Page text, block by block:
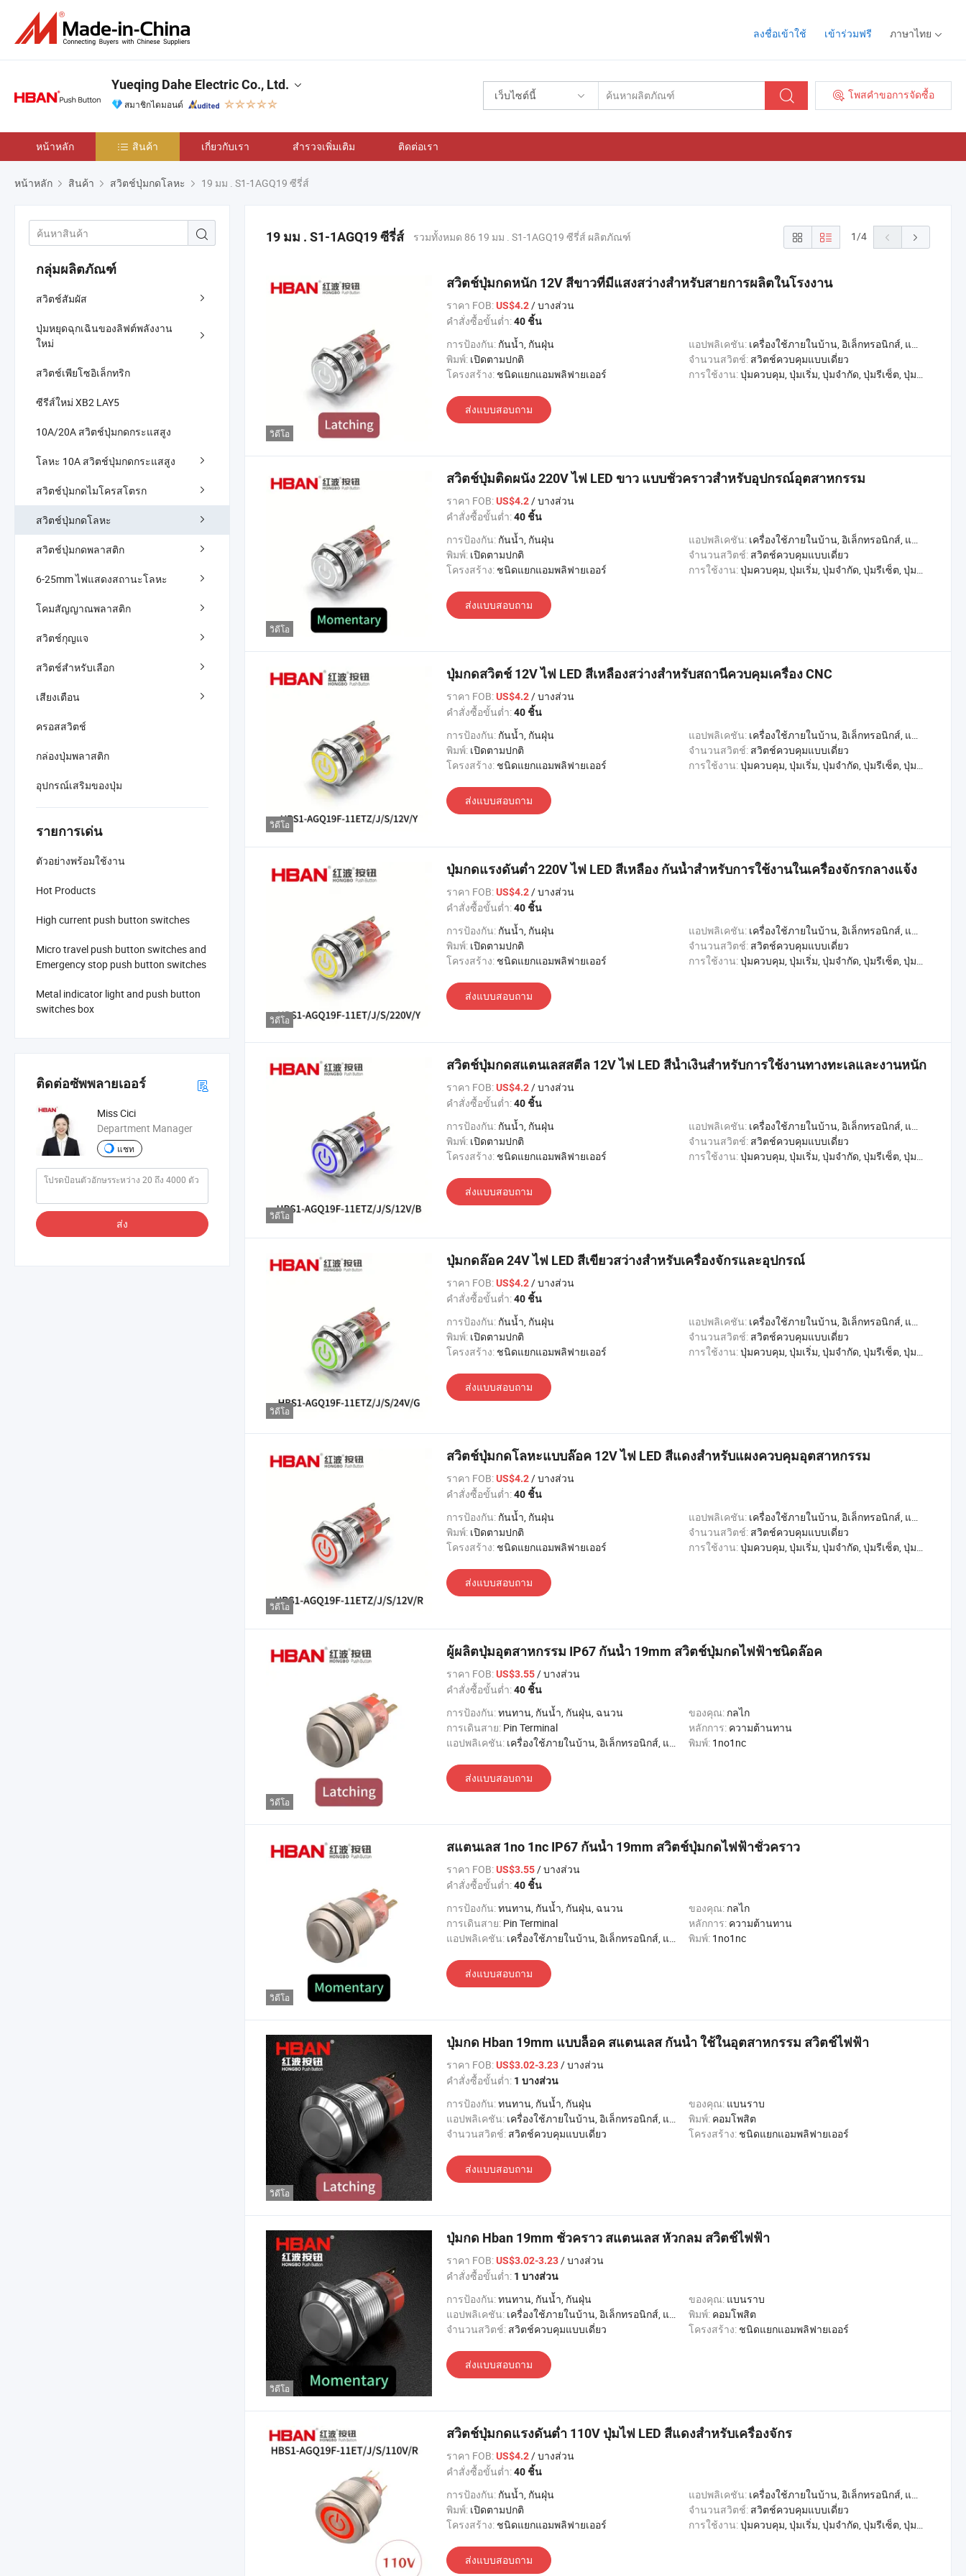
ลงชื่อเข้าใช้ เข้าร่วมฟรี ภาษาไทย
เว็บไซต์นี้ โพสคำขอการจัดซื้อ
Yueqing Dahe Electric Co., Ltd.
สมาชิกไดมอนด์
หน้าหลัก สินค้า เกี่ยวกับเรา สำรวจเพิ่มเติม ติดต่อเรา
หน้าหลัก สินค้า สวิตช์ปุ่มกดโลหะ 19 มม . S1-1AGQ19 ซีรี่ส์
กลุ่มผลิตภัณฑ์
สวิตช์สัมผัส
ปุ่มหยุดฉุกเฉินของลิฟต์พลังงาน
ใหม่
สวิตช์เพียโซอิเล็กทริก
ซีรีส์ใหม่ XB2 LAY5
10A/20A สวิตช์ปุ่มกดกระแสสูง
โลหะ 10A สวิตช์ปุ่มกดกระแสสูง
สวิตช์ปุ่มกดไมโครสโตรก
สวิตช์ปุ่มกดโลหะ
สวิตช์ปุ่มกดพลาสติก
6-25mm ไฟแสดงสถานะโลหะ
โคมสัญญาณพลาสติก
สวิตช์กุญแจ
สวิตช์สำหรับเลือก
เสียงเตือน
ครอสสวิตช์
กล่องปุ่มพลาสติก
อุปกรณ์เสริมของปุ่ม
รายการเด่น
ตัวอย่างพร้อมใช้งาน
Hot Products
High current push button switches
Micro travel push button switches and
Emergency stop push button switches
Metal indicator light and push button
switches box
ติดต่อซัพพลายเออร์
Miss Cici
Department Manager
แชท
ส่ง
19 มม . S1-1AGQ19 ซีรี่ส์ รวมทั้งหมด 86 19 มม . S1-1AGQ19 ซีรี่ส์ ผลิตภัณฑ์ 1/4
วิดีโอ
สวิตช์ปุ่มกดหนัก 12V สีขาวที่มีแสงสว่างสำหรับสายการผลิตในโรงงาน
ราคา FOB:US$4.2/ บางส่วน
คำสั่งซื้อขั้นต่ำ:40 ชิ้น
การป้องกัน: กันน้ำ, กันฝุ่น แอปพลิเคชัน: เครื่องใช้ภายในบ้าน, อิเล็กทรอนิกส์, แสงสว่าง, อุตสาหกรรม, อพาร์ทเมนท์ / วิลล่า, โรงแรม, การค้า, หน้าแรก
พิมพ์: เปิดตามปกติ จำนวนสวิตช์: สวิตช์ควบคุมแบบเดี่ยว
โครงสร้าง: ชนิดแยกแอมพลิฟายเออร์ การใช้งาน:ปุ่มควบคุม, ปุ่มเริ่ม, ปุ่มจำกัด, ปุ่มรีเซ็ต, ปุ่มตรวจสอบ, สลับการเล่น, หลุดออกจากขั้วต่อ, สวิตช์เปลี่ยน, สวิตช์ควบคุม
ส่งแบบสอบถาม
วิดีโอ
สวิตช์ปุ่มติดผนัง 220V ไฟ LED ขาว แบบชั่วคราวสำหรับอุปกรณ์อุตสาหกรรม
ราคา FOB:US$4.2/ บางส่วน
คำสั่งซื้อขั้นต่ำ:40 ชิ้น
การป้องกัน: กันน้ำ, กันฝุ่น แอปพลิเคชัน: เครื่องใช้ภายในบ้าน, อิเล็กทรอนิกส์, แสงสว่าง, อุตสาหกรรม, อพาร์ทเมนท์ / วิลล่า, โรงแรม, การค้า, หน้าแรก
พิมพ์: เปิดตามปกติ จำนวนสวิตช์: สวิตช์ควบคุมแบบเดี่ยว
โครงสร้าง: ชนิดแยกแอมพลิฟายเออร์ การใช้งาน:ปุ่มควบคุม, ปุ่มเริ่ม, ปุ่มจำกัด, ปุ่มรีเซ็ต, ปุ่มตรวจสอบ, สลับการเล่น, หลุดออกจากขั้วต่อ, สวิตช์เปลี่ยน, สวิตช์ควบคุม
ส่งแบบสอบถาม
วิดีโอ
ปุ่มกดสวิตช์ 12V ไฟ LED สีเหลืองสว่างสำหรับสถานีควบคุมเครื่อง CNC
ราคา FOB:US$4.2/ บางส่วน
คำสั่งซื้อขั้นต่ำ:40 ชิ้น
การป้องกัน: กันน้ำ, กันฝุ่น แอปพลิเคชัน: เครื่องใช้ภายในบ้าน, อิเล็กทรอนิกส์, แสงสว่าง, อุตสาหกรรม, อพาร์ทเมนท์ / วิลล่า, โรงแรม, การค้า, หน้าแรก
พิมพ์: เปิดตามปกติ จำนวนสวิตช์: สวิตช์ควบคุมแบบเดี่ยว
โครงสร้าง: ชนิดแยกแอมพลิฟายเออร์ การใช้งาน:ปุ่มควบคุม, ปุ่มเริ่ม, ปุ่มจำกัด, ปุ่มรีเซ็ต, ปุ่มตรวจสอบ, สลับการเล่น, หลุดออกจากขั้วต่อ, สวิตช์เปลี่ยน, สวิตช์ควบคุม
ส่งแบบสอบถาม
วิดีโอ
ปุ่มกดแรงดันต่ำ 220V ไฟ LED สีเหลือง กันน้ำสำหรับการใช้งานในเครื่องจักรกลางแจ้ง
ราคา FOB:US$4.2/ บางส่วน
คำสั่งซื้อขั้นต่ำ:40 ชิ้น
การป้องกัน: กันน้ำ, กันฝุ่น แอปพลิเคชัน: เครื่องใช้ภายในบ้าน, อิเล็กทรอนิกส์, แสงสว่าง, อุตสาหกรรม, อพาร์ทเมนท์ / วิลล่า, โรงแรม, การค้า, หน้าแรก
พิมพ์: เปิดตามปกติ จำนวนสวิตช์: สวิตช์ควบคุมแบบเดี่ยว
โครงสร้าง: ชนิดแยกแอมพลิฟายเออร์ การใช้งาน:ปุ่มควบคุม, ปุ่มเริ่ม, ปุ่มจำกัด, ปุ่มรีเซ็ต, ปุ่มตรวจสอบ, สลับการเล่น, หลุดออกจากขั้วต่อ, สวิตช์เปลี่ยน, สวิตช์ควบคุม
ส่งแบบสอบถาม
วิดีโอ
สวิตช์ปุ่มกดสแตนเลสสตีล 12V ไฟ LED สีน้ำเงินสำหรับการใช้งานทางทะเลและงานหนัก
ราคา FOB:US$4.2/ บางส่วน
คำสั่งซื้อขั้นต่ำ:40 ชิ้น
การป้องกัน: กันน้ำ, กันฝุ่น แอปพลิเคชัน: เครื่องใช้ภายในบ้าน, อิเล็กทรอนิกส์, แสงสว่าง, อุตสาหกรรม, อพาร์ทเมนท์ / วิลล่า, โรงแรม, การค้า, หน้าแรก
พิมพ์: เปิดตามปกติ จำนวนสวิตช์: สวิตช์ควบคุมแบบเดี่ยว
โครงสร้าง: ชนิดแยกแอมพลิฟายเออร์ การใช้งาน:ปุ่มควบคุม, ปุ่มเริ่ม, ปุ่มจำกัด, ปุ่มรีเซ็ต, ปุ่มตรวจสอบ, สลับการเล่น, หลุดออกจากขั้วต่อ, สวิตช์เปลี่ยน, สวิตช์ควบคุม
ส่งแบบสอบถาม
วิดีโอ
ปุ่มกดล๊อค 24V ไฟ LED สีเขียวสว่างสำหรับเครื่องจักรและอุปกรณ์
ราคา FOB:US$4.2/ บางส่วน
คำสั่งซื้อขั้นต่ำ:40 ชิ้น
การป้องกัน: กันน้ำ, กันฝุ่น แอปพลิเคชัน: เครื่องใช้ภายในบ้าน, อิเล็กทรอนิกส์, แสงสว่าง, อุตสาหกรรม, อพาร์ทเมนท์ / วิลล่า, โรงแรม, การค้า, หน้าแรก
พิมพ์: เปิดตามปกติ จำนวนสวิตช์: สวิตช์ควบคุมแบบเดี่ยว
โครงสร้าง: ชนิดแยกแอมพลิฟายเออร์ การใช้งาน:ปุ่มควบคุม, ปุ่มเริ่ม, ปุ่มจำกัด, ปุ่มรีเซ็ต, ปุ่มตรวจสอบ, สลับการเล่น, หลุดออกจากขั้วต่อ, สวิตช์เปลี่ยน, สวิตช์ควบคุม
ส่งแบบสอบถาม
วิดีโอ
สวิตช์ปุ่มกดโลหะแบบล๊อค 12V ไฟ LED สีแดงสำหรับแผงควบคุมอุตสาหกรรม
ราคา FOB:US$4.2/ บางส่วน
คำสั่งซื้อขั้นต่ำ:40 ชิ้น
การป้องกัน: กันน้ำ, กันฝุ่น แอปพลิเคชัน: เครื่องใช้ภายในบ้าน, อิเล็กทรอนิกส์, แสงสว่าง, อุตสาหกรรม, อพาร์ทเมนท์ / วิลล่า, โรงแรม, การค้า, หน้าแรก
พิมพ์: เปิดตามปกติ จำนวนสวิตช์: สวิตช์ควบคุมแบบเดี่ยว
โครงสร้าง: ชนิดแยกแอมพลิฟายเออร์ การใช้งาน:ปุ่มควบคุม, ปุ่มเริ่ม, ปุ่มจำกัด, ปุ่มรีเซ็ต, ปุ่มตรวจสอบ, สลับการเล่น, หลุดออกจากขั้วต่อ, สวิตช์เปลี่ยน, สวิตช์ควบคุม
ส่งแบบสอบถาม
วิดีโอ
ผู้ผลิตปุ่มอุตสาหกรรม IP67 กันน้ำ 19mm สวิตช์ปุ่มกดไฟฟ้าชนิดล๊อค
ราคา FOB:US$3.55/ บางส่วน
คำสั่งซื้อขั้นต่ำ:40 ชิ้น
การป้องกัน:ทนทาน, กันน้ำ, กันฝุ่น, ฉนวน ของคุณ: กลไก
การเดินสาย: Pin Terminal หลักการ: ความต้านทาน
แอปพลิเคชัน: เครื่องใช้ภายในบ้าน, อิเล็กทรอนิกส์, แสงสว่าง, อุตสาหกรรม, อพาร์ทเมนท์ / วิลล่า, โรงแรม, การค้า, หน้าแรก พิมพ์: 1no1nc
ส่งแบบสอบถาม
วิดีโอ
สแตนเลส 1no 1nc IP67 กันน้ำ 19mm สวิตช์ปุ่มกดไฟฟ้าชั่วคราว
ราคา FOB:US$3.55/ บางส่วน
คำสั่งซื้อขั้นต่ำ:40 ชิ้น
การป้องกัน:ทนทาน, กันน้ำ, กันฝุ่น, ฉนวน ของคุณ: กลไก
การเดินสาย: Pin Terminal หลักการ: ความต้านทาน
แอปพลิเคชัน: เครื่องใช้ภายในบ้าน, อิเล็กทรอนิกส์, แสงสว่าง, อุตสาหกรรม, อพาร์ทเมนท์ / วิลล่า, โรงแรม, การค้า, หน้าแรก พิมพ์: 1no1nc
ส่งแบบสอบถาม
วิดีโอ
ปุ่มกด Hban 19mm แบบล็อค สแตนเลส กันน้ำ ใช้ในอุตสาหกรรม สวิตช์ไฟฟ้า
ราคา FOB:US$3.02-3.23/ บางส่วน
คำสั่งซื้อขั้นต่ำ: 1 บางส่วน
การป้องกัน:ทนทาน, กันน้ำ, กันฝุ่น ของคุณ: แบนราบ
แอปพลิเคชัน: เครื่องใช้ภายในบ้าน, อิเล็กทรอนิกส์, แสงสว่าง, อุตสาหกรรม, อพาร์ทเมนท์ / วิลล่า, โรงแรม, การค้า, หน้าแรก พิมพ์: คอมโพสิต
จำนวนสวิตช์: สวิตช์ควบคุมแบบเดี่ยว โครงสร้าง: ชนิดแยกแอมพลิฟายเออร์
ส่งแบบสอบถาม
วิดีโอ
ปุ่มกด Hban 19mm ชั่วคราว สแตนเลส หัวกลม สวิตช์ไฟฟ้า
ราคา FOB:US$3.02-3.23/ บางส่วน
คำสั่งซื้อขั้นต่ำ: 1 บางส่วน
การป้องกัน:ทนทาน, กันน้ำ, กันฝุ่น ของคุณ: แบนราบ
แอปพลิเคชัน: เครื่องใช้ภายในบ้าน, อิเล็กทรอนิกส์, แสงสว่าง, อุตสาหกรรม, อพาร์ทเมนท์ / วิลล่า, โรงแรม, การค้า, หน้าแรก พิมพ์: คอมโพสิต
จำนวนสวิตช์: สวิตช์ควบคุมแบบเดี่ยว โครงสร้าง: ชนิดแยกแอมพลิฟายเออร์
ส่งแบบสอบถาม
สวิตช์ปุ่มกดแรงดันต่ำ 110V ปุ่มไฟ LED สีแดงสำหรับเครื่องจักร
ราคา FOB:US$4.2/ บางส่วน
คำสั่งซื้อขั้นต่ำ:40 ชิ้น
การป้องกัน: กันน้ำ, กันฝุ่น แอปพลิเคชัน: เครื่องใช้ภายในบ้าน, อิเล็กทรอนิกส์, แสงสว่าง, อุตสาหกรรม, อพาร์ทเมนท์ / วิลล่า, โรงแรม, การค้า, หน้าแรก
พิมพ์: เปิดตามปกติ จำนวนสวิตช์: สวิตช์ควบคุมแบบเดี่ยว
โครงสร้าง: ชนิดแยกแอมพลิฟายเออร์ การใช้งาน:ปุ่มควบคุม, ปุ่มเริ่ม, ปุ่มจำกัด, ปุ่มรีเซ็ต, ปุ่มตรวจสอบ, สลับการเล่น, หลุดออกจากขั้วต่อ, สวิตช์เปลี่ยน, สวิตช์ควบคุม
ส่งแบบสอบถาม